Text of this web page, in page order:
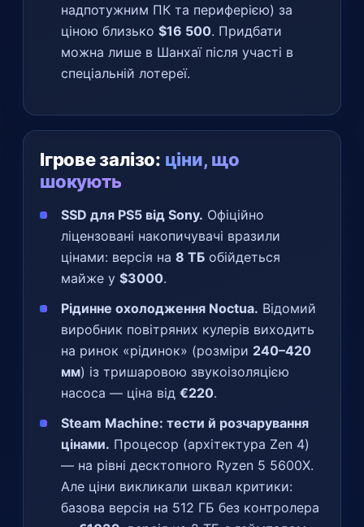
надпотужним ПК та периферією) за
ціною близько $16 500. Придбати
можна лише в Шанхаї після участі в
спеціальній лотереї.
Ігрове залізо: ціни, що
шокують
SSD для PS5 від Sony. Офіційно
ліцензовані накопичувачі вразили
цінами: версія на 8 ТБ обійдеться
майже у $3000.
Рідинне охолодження Noctua. Відомий
виробник повітряних кулерів виходить
на ринок «рідинок» (розміри 240–420
мм) із тришаровою звукоізоляцією
насоса — ціна від €220.
Steam Machine: тести й розчарування
цінами. Процесор (архітектура Zen 4)
— на рівні десктопного Ryzen 5 5600X.
Але ціни викликали шквал критики:
базова версія на 512 ГБ без контролера